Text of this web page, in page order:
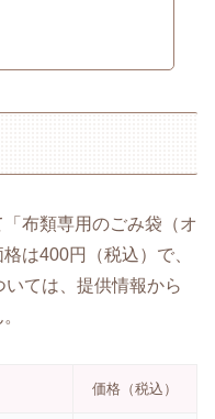
布類専用のごみ袋（オ
は400円（税込）で、
ては、提供情報から
価格（税込）